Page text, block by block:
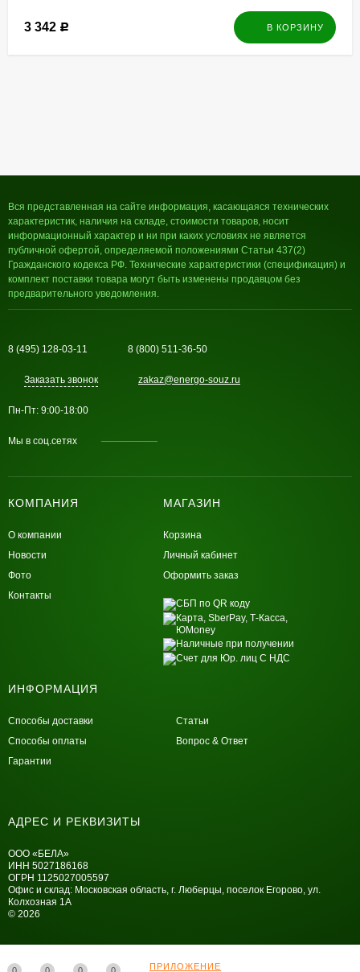
3 342 Р В КОРЗИНУ
Вся представленная на сайте информация, касающаяся технических
характеристик, наличия на складе, стоимости товаров, носит
информационный характер и ни при каких условиях не является
публичной офертой, определяемой положениями Статьи 437(2)
Гражданского кодекса РФ. Технические характеристики (спецификация) и
комплект поставки товара могут быть изменены продавцом без
предварительного уведомления.
8 (495) 128-03-11 8 (800) 511-36-50
Заказать звонок zakaz@energo-souz.ru
Пн-Пт: 9:00-18:00
Мы в соц.сетях
КОМПАНИЯ
О компании
Новости
Фото
Контакты
МАГАЗИН
Корзина
Личный кабинет
Оформить заказ
ИНФОРМАЦИЯ
Способы доставки
Способы оплаты
Гарантии
Статьи
Вопрос & Ответ
АДРЕС И РЕКВИЗИТЫ
ООО «БЕЛА»
ИНН 5027186168
ОГРН 1125027005597
Офис и склад: Московская область, г. Люберцы, поселок Егорово, ул.
Колхозная 1А
© 2026
ПРИЛОЖЕНИЕ